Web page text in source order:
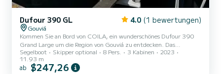
Dufour 390 GL 4.0 (1 bewertungen)
Gouviá
Kommen Sie an Bord von COILA, ein wunderschönes Dufour 390
Grand Large um die Region von Gouviá zu entdecken. Das
Segelboot wurde 2023 gebaut und verspricht hohen Komfort auf
See. Das Boot verfügt über 3 komfortable Kabinen für bis zu 8
Personen. Mit seinen 12 Metern Länge und einer Motorleistung von
Segelboot Skipper optional 8 Pers. 3 Kabinen
2023
11.93 m
ab $247,26